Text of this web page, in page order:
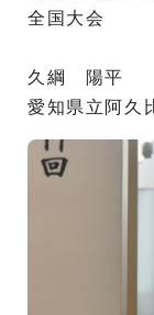
全国大会
久綱 陽平
愛知県立阿久